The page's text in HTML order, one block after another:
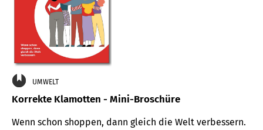
UMWELT
Korrekte Klamotten - Mini-Broschüre
Wenn schon shoppen, dann gleich die Welt verbessern.